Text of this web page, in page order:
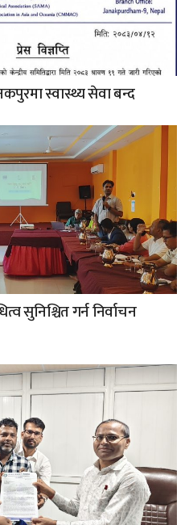
स्वास्थ्य सेवा बन्द
सुनिश्चित गर्न निर्वाचन